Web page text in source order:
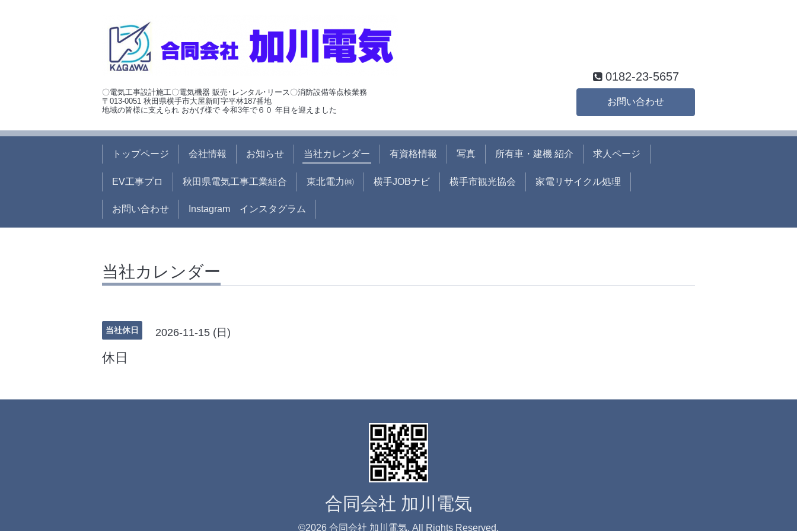
〇電気工事設計施工〇電気機器 販売･レンタル･リース〇消防設備等点検業務
〒013-0051 秋田県横手市大屋新町字平林187番地
地域の皆様に支えられ おかげ様で 令和3年で６０ 年目を迎えました
0182-23-5657
お問い合わせ
トップページ 会社情報 お知らせ 当社カレンダー 有資格情報 写真 所有車・建機 紹介 求人ページ
EV工事プロ 秋田県電気工事工業組合 東北電力㈱ 横手JOBナビ 横手市観光協会 家電リサイクル処理
お問い合わせ Instagram インスタグラム
当社カレンダー
当社休日 2026-11-15 (日)
休日
合同会社 加川電気
©2026 合同会社 加川電気. All Rights Reserved.